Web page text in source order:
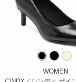
WOMEN